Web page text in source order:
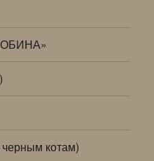
котам)